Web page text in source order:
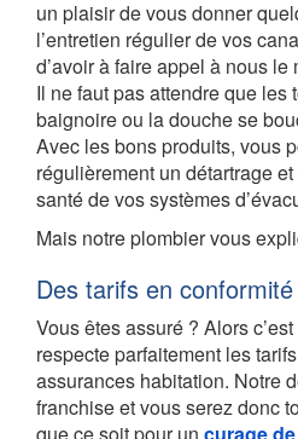
un plaisir de vous donner
l’entretien régulier de vos
d’avoir à faire appel à nous
Il ne faut pas attendre que les
baignoire ou la douche se
Avec les bons produits, vous
régulièrement un détartrage
santé de vos systèmes
Mais notre plombier vous
Des tarifs en
Vous êtes assuré ? Alors
respecte parfaitement les
assurances habitation. Notre
franchise et vous serez donc
que ce soit pour un curage